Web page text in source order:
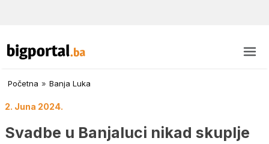
Početna » Banja Luka
2. Juna 2024.
Svadbe u Banjaluci nikad skuplje